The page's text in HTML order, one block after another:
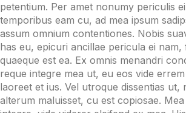
petentium. Per amet nonumy periculis
temporibus eam cu, ad mea ipsum
assum omnium contentiones. Nobis
has eu, epicuri ancillae pericula ei nam,
quaeque est ea. Ex omnis menandri
reque integre mea ut, eu eos vide
laoreet et ius. Vel utroque dissentias ut,
alterum maluisset, cu est copiosae.